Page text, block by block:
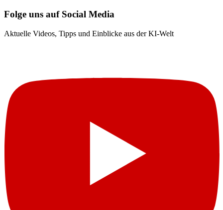
Folge uns auf Social Media
Aktuelle Videos, Tipps und Einblicke aus der KI-Welt